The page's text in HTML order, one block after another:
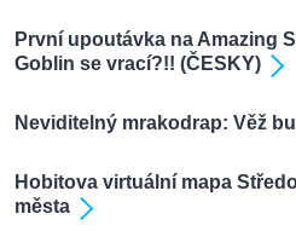
První upoutávka na Amazing
Goblin se vrací?!! (ČESKY)
Neviditelný mrakodrap: Věž
Hobitova virtuální mapa
města